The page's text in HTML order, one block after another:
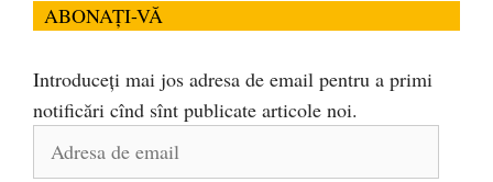
ABONAȚI-VĂ
Introduceți mai jos adresa de email pentru a primi
notificări cînd sînt publicate articole noi.
Adresa